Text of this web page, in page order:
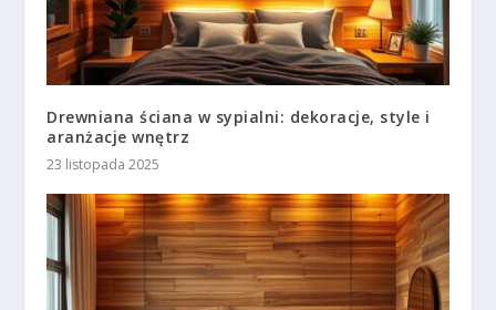
Drewniana ściana w sypialni: dekoracje, style i
aranżacje wnętrz
23 listopada 2025